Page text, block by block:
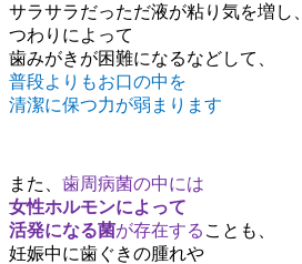
サラサラだっただ液が粘り気を増し、
つわりによって
歯みがきが困難になるなどして、
普段よりもお口の中を
清潔に保つ力が弱まります
また、 歯周病菌の中には
女性ホルモンによって
活発になる菌が存在する ことも、
妊娠中に歯ぐきの腫れや